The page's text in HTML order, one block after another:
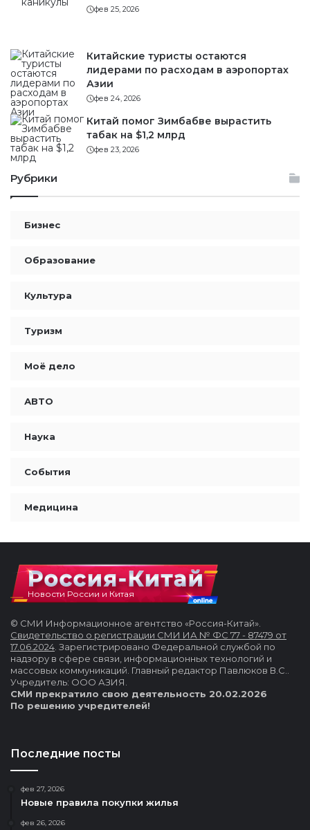
фев 25, 2026
Китайские туристы остаются
лидерами по расходам в аэропортах
Азии
фев 24, 2026
Китай помог Зимбабве вырастить
табак на $1,2 млрд
фев 23, 2026
Рубрики
Бизнес
Образование
Культура
Туризм
Моё дело
АВТО
Наука
События
Медицина
Новости России и Китая
© СМИ Информационное агентство «Россия-Китай».
Свидетельство о регистрации СМИ ИА № ФС 77 - 87479 от
17.06.2024 . Зарегистрировано Федеральной службой по
надзору в сфере связи, информационных технологий и
массовых коммуникаций. Главный редактор Павлюков В.С..
Учредитель: ООО АЗИЯ.
СМИ прекратило свою деятельность 20.02.2026
По решению учредителей!
Последние посты
фев 27, 2026
Новые правила покупки жилья
фев 26, 2026